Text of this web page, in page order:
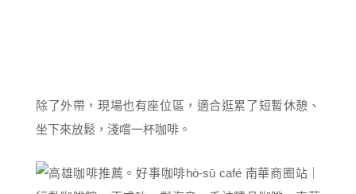
除了外帶，現場也有座位區，適合逛累了短暫休憩、
坐下來放鬆，淺嚐一杯咖啡。